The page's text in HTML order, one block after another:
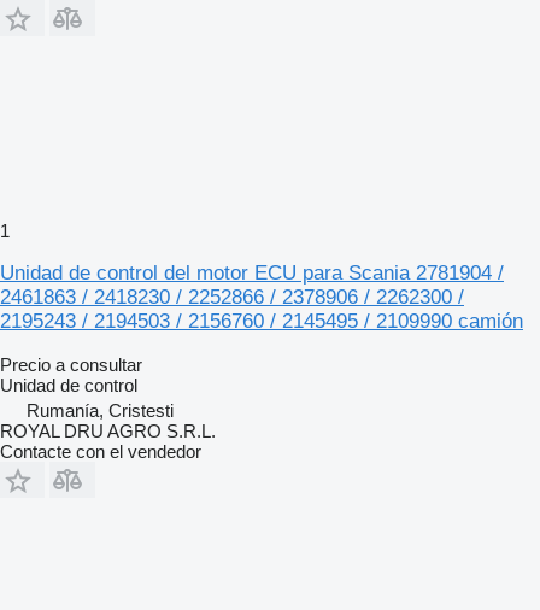
1
Unidad de control del motor ECU para Scania 2781904 /
2461863 / 2418230 / 2252866 / 2378906 / 2262300 /
2195243 / 2194503 / 2156760 / 2145495 / 2109990 camión
Precio a consultar
Unidad de control
Rumanía, Cristesti
ROYAL DRU AGRO S.R.L.
Contacte con el vendedor